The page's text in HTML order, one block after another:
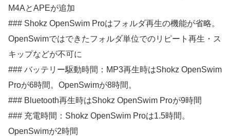
M4AとAPEが追加
### Shokz OpenSwim Proはフォルダ再生の機能が省略。
OpenSwimではできたフォルダ単位でのリピート再生・ス
キップなどが不可に
### バッテリー駆動時間：MP3再生時はShokz OpenSwim
Proが6時間。OpenSwimが8時間。
### Bluetooth再生時はShokz OpenSwim Proが9時間
### 充電時間：Shokz OpenSwim Proは1.5時間。
OpenSwimが2時間